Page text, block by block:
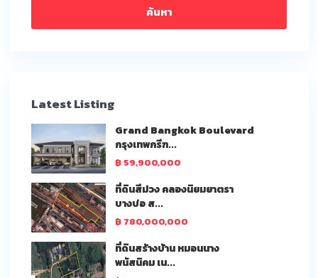
ค้นหา
Latest Listing
Grand Bangkok Boulevard
กรุงเทพกรีฑ...
฿ 59,900,000
ที่ดินสีม่วง คลองนิยมยาตรา
บางบ่อ ส...
฿ 780,000,000
ที่ดินสร้างบ้าน หมอนนาง
พนัสนิคม เน...